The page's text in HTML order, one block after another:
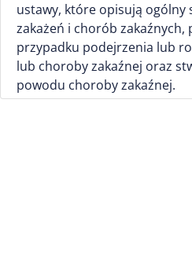
ustawy, które opisują
zakażeń i chorób zakaźnych,
przypadku podejrzenia lub
lub choroby zakaźnej oraz
powodu choroby zakaźnej.